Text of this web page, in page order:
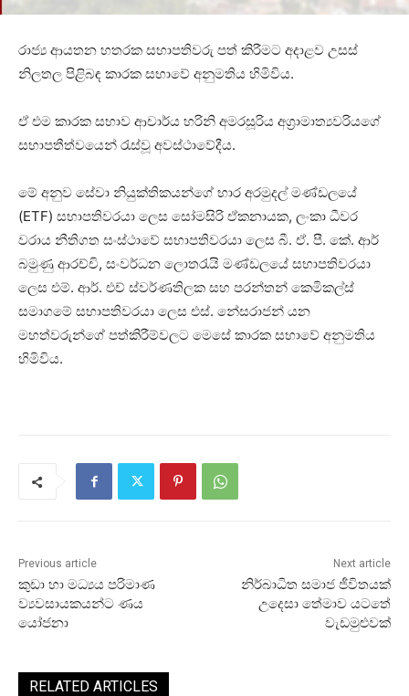
රාජ්‍ය ආයතන හතරක සභාපතිවරු පත් කිරීමට අදාළව උසස්
නිලතල පිළිබඳ කාරක සභාවේ අනුමතිය හිමිවිය.
ඒ එම කාරක සභාව ආචාර්ය හරිනි අමරසූරිය අග්‍රාමාත්‍යවරියගේ
සභාපතීත්වයෙන් රැස්වූ අවස්ථාවේදීය.
මේ අනුව සේවා නියුක්තිකයන්ගේ භාර අරමුදල් මණ්ඩලයේ
(ETF) සභාපතිවරයා ලෙස සෝමසිරි ඒකනායක, ලංකා ධීවර
වරාය නීතිගත සංස්ථාවේ සභාපතිවරයා ලෙස බී. ඒ. පී. කේ. ආර්
බමුණු ආරච්චි, සංවර්ධන ලොතරැයි මණ්ඩලයේ සභාපතිවරයා
ලෙස එම්. ආර්. එච් ස්වර්ණතිලක සහ පරන්තන් කෙමිකල්ස්
සමාගමේ සභාපතිවරයා ලෙස එස්. නේසරාජන් යන
මහත්වරුන්ගේ පත්කිරීම්වලට මෙසේ කාරක සභාවේ අනුමතිය
හිමිවිය.
Previous article
කුඩා හා මධ්‍යය පරිමාණ
ව්‍යවසායකයන්ට ණය
යෝජනා
Next article
නිර්බාධිත සමාජ ජීවිතයක්
උදෙසා තේමාව යටතේ
වැඩමුළුවක්
RELATED ARTICLES